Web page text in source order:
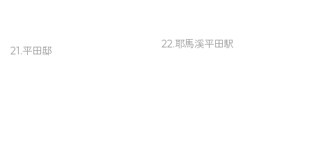
21.平田邸
22.耶馬溪平田駅